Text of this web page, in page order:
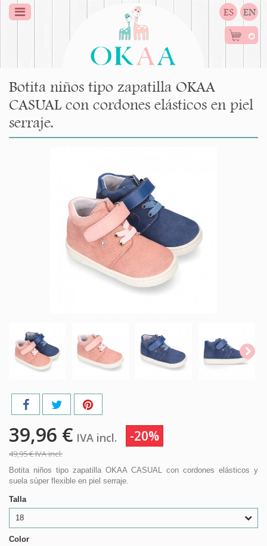
ES EN
0
Botita niños tipo zapatilla OKAA
CASUAL con cordones elásticos en piel
serraje.
39,96 € IVA incl. -20%
49,95 €IVA incl.
Botita niños tipo zapatilla OKAA CASUAL con cordones elásticos y
suela súper flexible en piel serraje.
Talla
18
Color